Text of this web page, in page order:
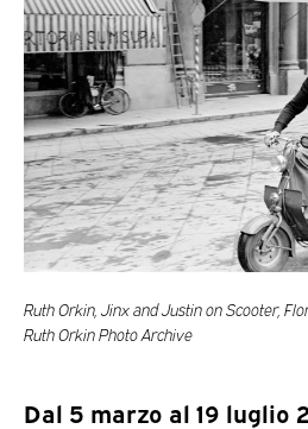
Ruth Orkin, Jinx and Justin on Scooter,
Ruth Orkin Photo Archive
Dal 5 marzo al 19 luglio